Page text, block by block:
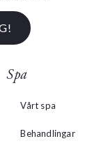
Spa
Vårt spa
Behandlingar